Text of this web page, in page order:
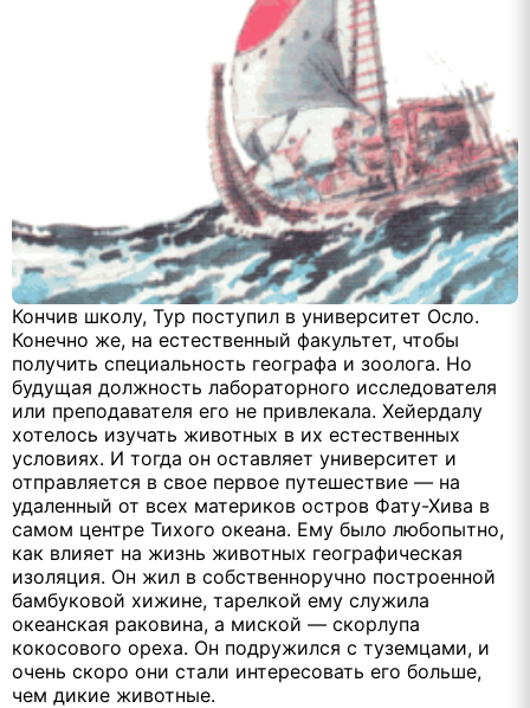
Кончив школу, Тур поступил в университет Осло.
Конечно же, на естественный факультет, чтобы
получить специальность географа и зоолога. Но
будущая должность лабораторного исследователя
или преподавателя его не привлекала. Хейердалу
хотелось изучать животных в их естественных
условиях. И тогда он оставляет университет и
отправляется в свое первое путешествие — на
удаленный от всех материков остров Фату-Хива в
самом центре Тихого океана. Ему было любопытно,
как влияет на жизнь животных географическая
изоляция. Он жил в собственноручно построенной
бамбуковой хижине, тарелкой ему служила
океанская раковина, а миской — скорлупа
кокосового ореха. Он подружился с туземцами, и
очень скоро они стали интересовать его больше,
чем дикие животные.